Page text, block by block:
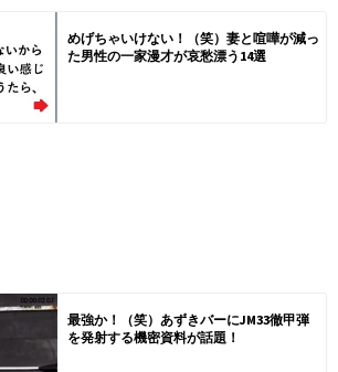
めげちゃいけない！（笑）妻と喧嘩が減っ
た男性の一家漫才が哀愁漂う14選
最強か！（笑）あずきバーにJM33徹甲弾
を発射する機密資料が話題！